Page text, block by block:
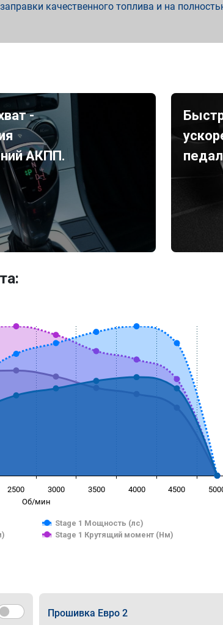
качественного топлива и на
-
АКПП.
Об/мин
Stage 1 Мощность (лс)
Stage 1 Крутящий момент (Нм)
2500 3000 3500 4000 4500
Прошивка Евро 2